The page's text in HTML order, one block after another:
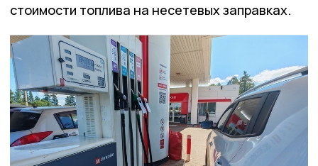
стоимости топлива на несетевых заправках.